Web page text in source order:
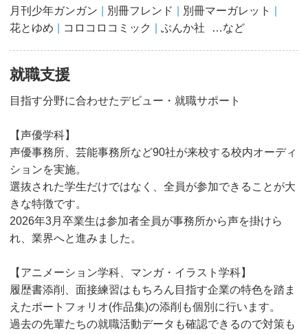
⽉刊少年ガンガン
別冊フレンド
別冊マーガレット
花とゆめ
コロコロコミック ぶんか社 …など
就職支援
目指す分野に合わせたデビュー・就職サポート
【声優学科】
声優事務所、芸能事務所など90社が来校する校内オーディ
ションを実施。
選抜された学生だけではなく、全員が参加できることが大
きな特徴です。
2026年3⽉卒業⽣は参加者全員が事務所から声を掛けら
れ、業界へと進みました。
【アニメーション学科、マンガ・イラスト学科】
履歴書添削、面接練習はもちろん目指す企業の特色を踏ま
えたポートフォリオ(作品集)の添削も個別に行います。
過去の先輩たちの就職活動データも確認できるので対策も